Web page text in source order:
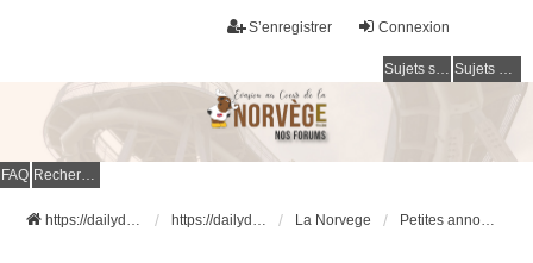
Connexion
S’enregistrer
Sujets sans réponse Sujets actifs
FAQ Rechercher
https://dailydigesthub.com https://dailydigesthub.com La Norvege Petites annonces